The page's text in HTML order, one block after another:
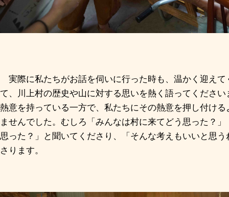
実際に私たちがお話を伺いに行った時も、温かく迎えて
て、川上村の歴史や山に対する思いを熱く語ってくださ
熱意を持っている一方で、私たちにその熱意を押し付け
ませんでした。むしろ「みんなは村に来てどう思った？
思った？」と聞いてくださり、「そんな考えもいいと思
さります。